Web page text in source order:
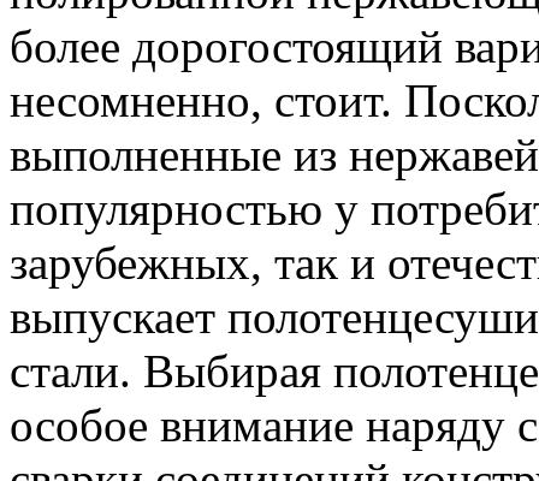
более дорогостоящий
несомненно, стоит.
выполненные из
популярностью у
зарубежных, так и
выпускает
стали. Выбирая
особое внимание наряду